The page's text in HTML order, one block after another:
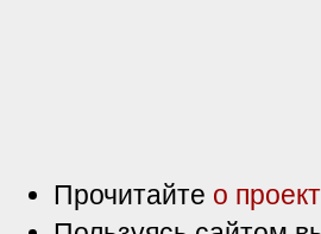
Прочитайте о